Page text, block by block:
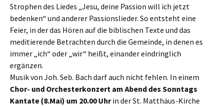
Strophen des Liedes „Jesu, deine Passion will ich jetzt
bedenken“ und anderer Passionslieder. So entsteht eine
Feier, in der das Hören auf die biblischen Texte und das
meditierende Betrachten durch die Gemeinde, in denen es
immer „ich“ oder „wir“ heißt, einander eindringlich
ergänzen.
Musik von Joh. Seb. Bach darf auch nicht fehlen. In einem
Chor- und Orchesterkonzert am Abend des Sonntags
Kantate (8.Mai) um 20.00 Uhrin der St. Matthäus-Kirche